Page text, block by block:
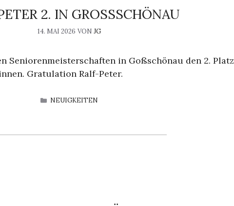
2. IN GROSSSCHÖNAU
14. MAI 2026 VON JG
Seniorenmeisterschaften in Goßschönau den 2. Platz
Gratulation Ralf-Peter.
KATEGORIEN
NEUIGKEITEN